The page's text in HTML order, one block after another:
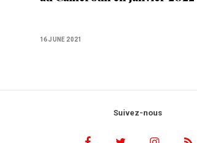
16 JUNE 2021
Suivez-nous